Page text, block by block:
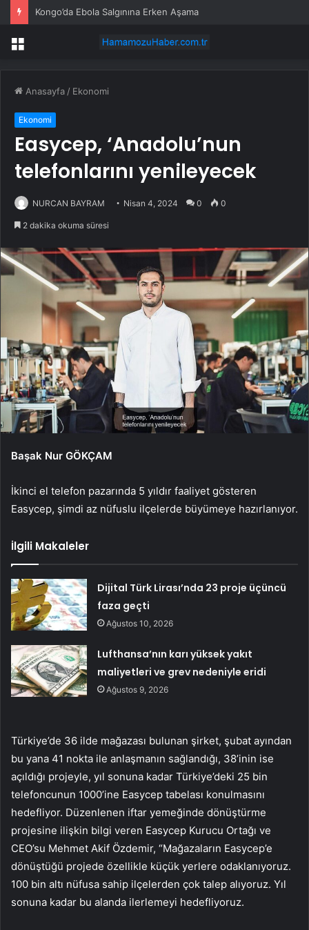
Kongo’da Ebola Salgınına Erken Aşama
Menü
Anasayfa / Ekonomi
Ekonomi
Easycep, ‘Anadolu’nun
telefonlarını yenileyecek
NURCAN BAYRAM Nisan 4, 2024 0 0
2 dakika okuma süresi
Başak Nur GÖKÇAM
İkinci el telefon pazarında 5 yıldır faaliyet gösteren
Easycep, şimdi az nüfuslu ilçelerde büyümeye hazırlanıyor.
İlgili Makaleler
Dijital Türk Lirası’nda 23 proje üçüncü
faza geçti
Ağustos 10, 2026
Lufthansa’nın karı yüksek yakıt
maliyetleri ve grev nedeniyle eridi
Ağustos 9, 2026
Türkiye’de 36 ilde mağazası bulunan şirket, şubat ayından
bu yana 41 nokta ile anlaşmanın sağlandığı, 38’inin ise
açıldığı projeyle, yıl sonuna kadar Türkiye’deki 25 bin
telefoncunun 1000’ine Easycep tabelası konulmasını
hedefliyor. Düzenlenen iftar yemeğinde dönüştürme
projesine ilişkin bilgi veren Easycep Kurucu Ortağı ve
CEO’su Mehmet Akif Özdemir, “Mağazaların Easycep’e
dönüştüğü projede özellikle küçük yerlere odaklanıyoruz.
100 bin altı nüfusa sahip ilçelerden çok talep alıyoruz. Yıl
sonuna kadar bu alanda ilerlemeyi hedefliyoruz.